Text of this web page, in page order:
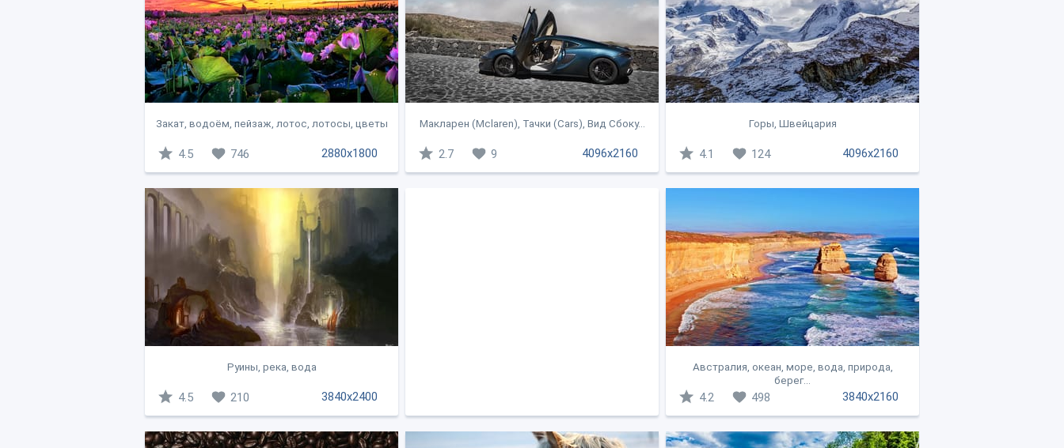
Закат, водоём, пейзаж, лотос, лотосы, цветы
2880x1800
4.5 746
Макларен (Mclaren), Тачки (Cars), Вид Сбоку...
4096x2160
2.7 9
Горы, Швейцария
4096x2160
4.1 124
Руины, река, вода
3840x2400
4.5 210
Австралия, океан, море, вода, природа,
берег...
3840x2160
4.2 498